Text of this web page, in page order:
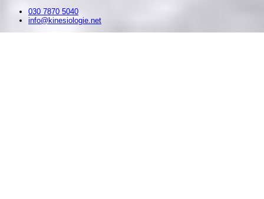
030 7870 5040
info@kinesiologie.net